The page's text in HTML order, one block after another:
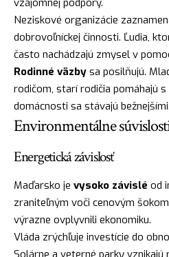
Neziskové organizácie
dobrovoľníckej činnosti. Ľudia,
často nachádzajú zmysel v
Rodinné väzby sa posilňujú.
rodičom, starí rodičia pomáhajú
domácnosti sa stávajú bežnejšími.
Environmentálne
Energetická závislosť
Maďarsko je vysoko závislé od
zraniteľným voči cenovým
výrazne ovplyvnili ekonomiku.
Vláda zrýchľuje investície do